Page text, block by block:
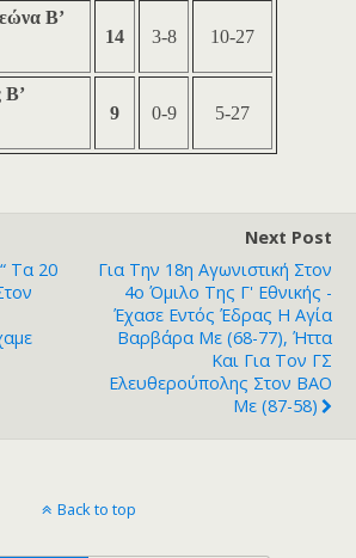
Β’
14
3-8 10-27
Β’
9
0-9 5-27
Τα 20
Next Post
Για Την 18η Αγωνιστική Στον
4ο Όμιλο Της Γ' Εθνικής -
Έχασε Εντός Έδρας Η Αγία
Βαρβάρα Με (68-77), Ήττα
Και Για Τον ΓΣ
Ελευθερούπολης Στον ΒΑΟ
Με (87-58)
Back to top